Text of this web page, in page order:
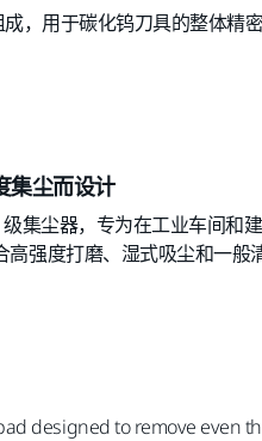
，用于碳化钨刀具的整体精密
集尘而设计
级集尘器，专为在工业车间和
强度打磨、湿式吸尘和一般
designed to remove even